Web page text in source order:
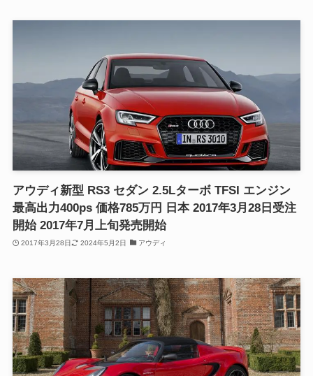
アウディ新型 RS3 セダン 2.5Lターボ TFSI エンジン
最高出力400ps 価格785万円 日本 2017年3月28日受注
開始 2017年7月上旬発売開始
2017年3月28日 2024年5月2日 アウディ